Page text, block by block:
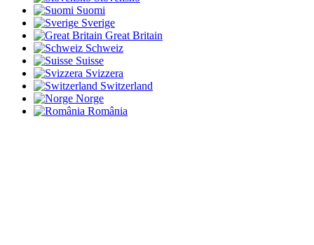
Suomi
Sverige
Great Britain
Schweiz
Suisse
Svizzera
Switzerland
Norge
România